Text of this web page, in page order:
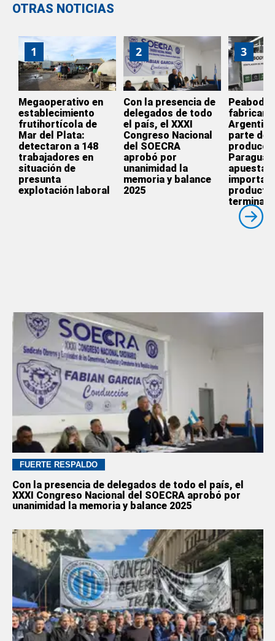
OTRAS NOTICIAS
1
Megaoperativo en
establecimiento
frutihortícola de
Mar del Plata:
detectaron a 148
trabajadores en
situación de
presunta
explotación laboral
2
Con la presencia de
delegados de todo
el país, el XXXI
Congreso Nacional
del SOECRA
aprobó por
unanimidad la
memoria y balance
2025
3
Peabody
fabricar
parte de
apuesta
importar
FUERTE RESPALDO
Con la presencia de delegados de todo el país, el
XXXI Congreso Nacional del SOECRA aprobó por
unanimidad la memoria y balance 2025